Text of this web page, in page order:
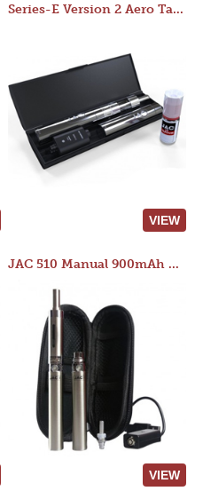
Series-E Version 2 Aero Tank Starter Kit
VIEW
JAC 510 Manual 900mAh Starter Kit
VIEW